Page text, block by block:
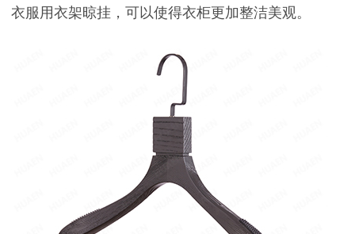
衣服用衣架晾挂，可以使得衣柜更加整洁美观。